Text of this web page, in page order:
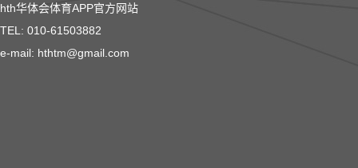
hth华体会体育APP官方网站
TEL: 010-61503882
e-mail: hthtm@gmail.com